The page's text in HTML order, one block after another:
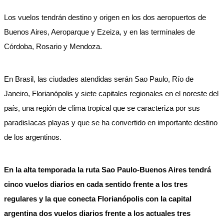
Los vuelos tendrán destino y origen en los dos aeropuertos de
Buenos Aires, Aeroparque y Ezeiza, y en las terminales de
Córdoba, Rosario y Mendoza.
En Brasil, las ciudades atendidas serán Sao Paulo, Río de
Janeiro, Florianópolis y siete capitales regionales en el noreste del
país, una región de clima tropical que se caracteriza por sus
paradisíacas playas y que se ha convertido en importante destino
de los argentinos.
En la alta temporada la ruta Sao Paulo-Buenos Aires tendrá
cinco vuelos diarios en cada sentido frente a los tres
regulares y la que conecta Florianópolis con la capital
argentina dos vuelos diarios frente a los actuales tres